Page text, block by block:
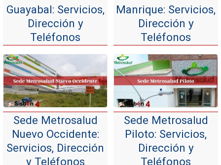
Guayabal: Servicios,
Dirección y
Teléfonos
Manrique: Servicios,
Dirección y
Teléfonos
Sede Metrosalud
Nuevo Occidente:
Servicios, Dirección
y Teléfonos
Sede Metrosalud
Piloto: Servicios,
Dirección y
Teléfonos